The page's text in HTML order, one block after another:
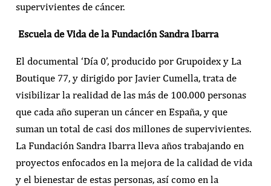
supervivientes de cáncer.
Escuela de Vida de la Fundación Sandra Ibarra
El documental ‘Día 0’, producido por Grupoidex y La
Boutique 77, y dirigido por Javier Cumella, trata de
visibilizar la realidad de las más de 100.000 personas
que cada año superan un cáncer en España, y que
suman un total de casi dos millones de supervivientes.
La Fundación Sandra Ibarra lleva años trabajando en
proyectos enfocados en la mejora de la calidad de vida
y el bienestar de estas personas, así como en la